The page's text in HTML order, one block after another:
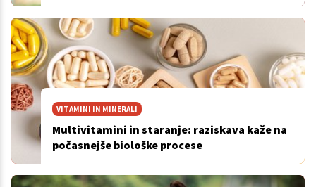
VITAMINI IN MINERALI
Multivitamini in staranje: raziskava kaže na
počasnejše biološke procese